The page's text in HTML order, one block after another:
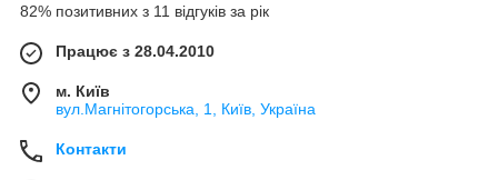
82% позитивних з 11 відгуків за рік
Працює з 28.04.2010
м. Київ
вул.Магнітогорська, 1, Київ, Україна
Контакти